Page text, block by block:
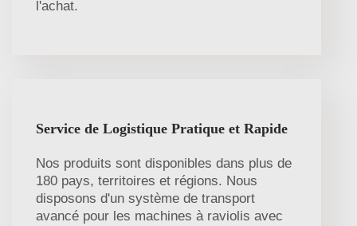
l'achat.
Service de Logistique Pratique et Rapide
Nos produits sont disponibles dans plus de
180 pays, territoires et régions. Nous
disposons d'un système de transport
avancé pour les machines à raviolis avec